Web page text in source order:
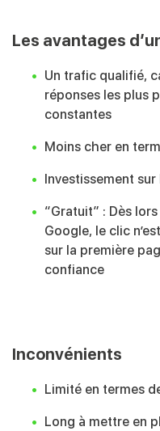
Les avantages
Un trafic qualifié,
réponses les plus
constantes
Moins cher en
Investissement
“Gratuit” : Dès
Google, le clic
sur la première
confiance
Inconvénients
Limité en termes
Long à mettre en